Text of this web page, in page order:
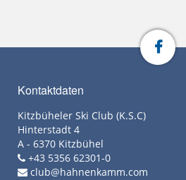
Kontaktdaten
Kitzbüheler Ski Club (K.S.C)
Hinterstadt 4
A - 6370 Kitzbühel
+43 5356 62301-0
club@hahnenkamm.com